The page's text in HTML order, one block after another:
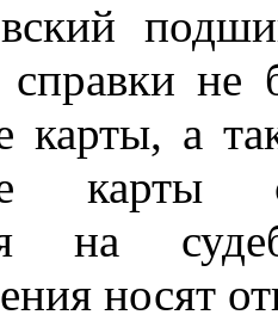
справки
карты, а
карты
на
носят